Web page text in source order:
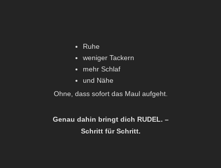
Ruhe
weniger Tackern
mehr Schlaf
und Nähe
Ohne, dass sofort das Maul aufgeht.
Genau dahin bringt dich RUDEL. –
Schritt für Schritt.